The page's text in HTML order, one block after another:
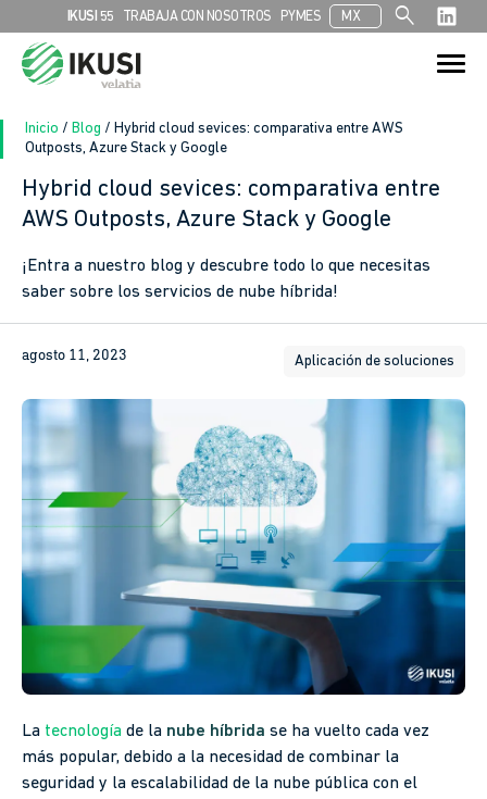
IKUSI 55 TRABAJA CON NOSOTROS PYMES MX search
Search
for:
Search Button
Inicio / Blog / Hybrid cloud sevices: comparativa entre AWS
Outposts, Azure Stack y Google
Hybrid cloud sevices: comparativa entre
AWS Outposts, Azure Stack y Google
¡Entra a nuestro blog y descubre todo lo que necesitas
saber sobre los servicios de nube híbrida!
agosto 11, 2023 Aplicación de soluciones
La tecnología de la nube híbrida se ha vuelto cada vez
más popular, debido a la necesidad de combinar la
seguridad y la escalabilidad de la nube pública con el